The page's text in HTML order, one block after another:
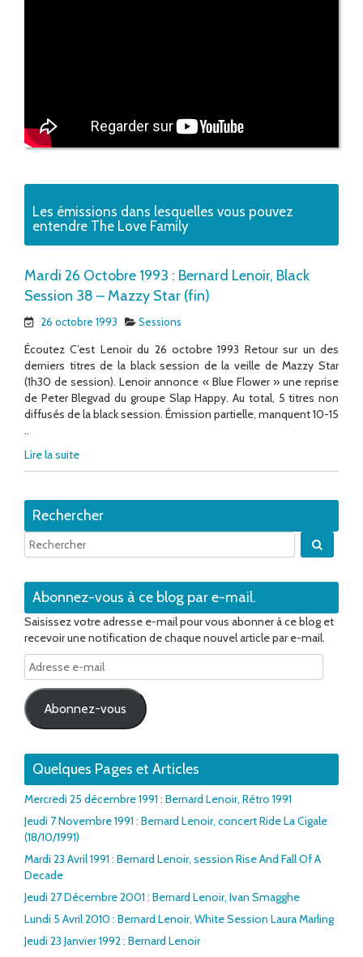
Les émissions dans lesquelles vous pouvez
entendre The Love Family
Mardi 26 Octobre 1993 : Bernard Lenoir, Black
Session 38 – Mazzy Star (fin)
26 octobre 1993 Sessions
Écoutez C’est Lenoir du 26 octobre 1993 Retour sur un des
derniers titres de la black session de la veille de Mazzy Star
(1h30 de session). Lenoir annonce « Blue Flower » une reprise
de Peter Blegvad du groupe Slap Happy. Au total, 5 titres non
diffusés de la black session. Émission partielle, manquent 10-15
..
Lire la suite
Rechercher
Abonnez-vous à ce blog par e-mail.
Saisissez votre adresse e-mail pour vous abonner à ce blog et
recevoir une notification de chaque nouvel article par e-mail.
Adresse
e-
mail
Abonnez-vous
Quelques Pages et Articles
Mercredi 25 décembre 1991 : Bernard Lenoir, Rétro 1991
Jeudi 7 Novembre 1991 : Bernard Lenoir, concert Ride La Cigale
(18/10/1991)
Mardi 23 Avril 1991 : Bernard Lenoir, session Rise And Fall Of A
Decade
Jeudi 27 Décembre 2001 : Bernard Lenoir, Ivan Smagghe
Lundi 5 Avril 2010 : Bernard Lenoir, White Session Laura Marling
Jeudi 23 Janvier 1992 : Bernard Lenoir